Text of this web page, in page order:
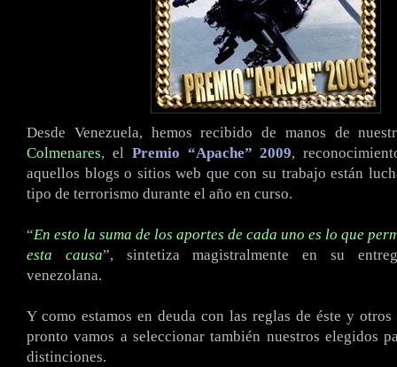
Desde Venezuela, hemos recibido de manos de
Colmenares, el Premio “Apache” 2009,
aquellos blogs o sitios web que con su trabajo están
tipo de terrorismo durante el año en curso.
“En esto la suma de los aportes de cada uno es lo que
esta causa”, sintetiza magistralmente en su
venezolana.
Y como estamos en deuda con las reglas de éste y
pronto vamos a seleccionar también nuestros elegidos
distinciones.